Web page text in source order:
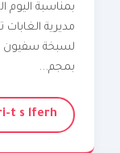
بمناسبة اليوم
مديرية
لسبخة سفيون و
بمجم...
t s lferh